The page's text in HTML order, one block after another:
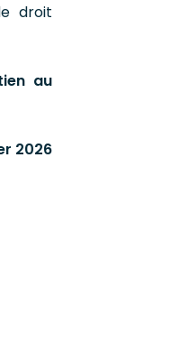
droit
au
2026